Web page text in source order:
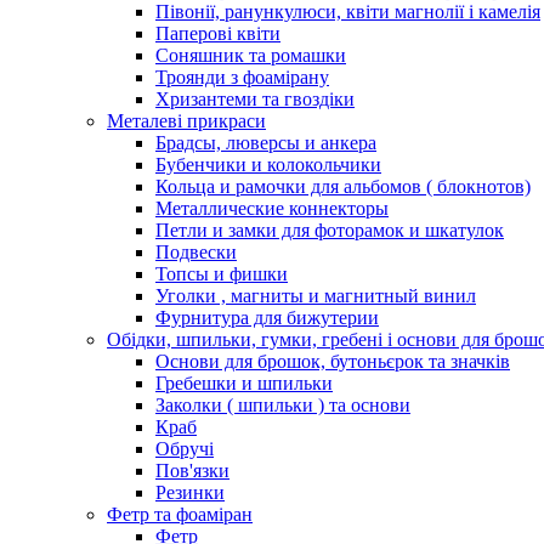
Півонії, ранункулюси, квіти магнолії і камелія
Паперові квіти
Соняшник та ромашки
Троянди з фоамірану
Хризантеми та гвоздіки
Металеві прикраси
Брадсы, люверсы и анкера
Бубенчики и колокольчики
Кольца и рамочки для альбомов ( блокнотов)
Металлические коннекторы
Петли и замки для фоторамок и шкатулок
Подвески
Топсы и фишки
Уголки , магниты и магнитный винил
Фурнитура для бижутерии
Обідки, шпильки, гумки, гребені і основи для
Основи для брошок, бутоньєрок та значків
Гребешки и шпильки
Заколки ( шпильки ) та основи
Краб
Обручі
Пов'язки
Резинки
Фетр та фоаміран
Фетр